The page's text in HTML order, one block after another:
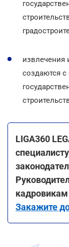
извлечения
создаются
LIGA360
Закажите